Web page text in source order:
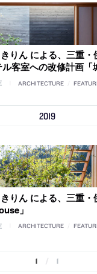
りん による、三重
客室への改修計画「
ARCHITECTURE
2019
りん による、三重・
」
ARCHITECTURE
1 1